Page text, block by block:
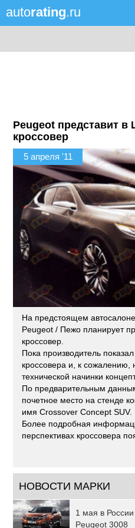
autorating.ru
Peugeot представит
кроссовер
5 апреля '11
На предстоящем
Peugeot / Пежо планирует
кроссовер.
Пока производитель
кроссовера и, к сожалению,
технической начинки
По предварительным
почетное место на стенде
имя Crossover Concept SUV.
Более подробная
перспективах кроссовера
НОВОСТИ МАРКИ
1 мая в
Peugeot 3008